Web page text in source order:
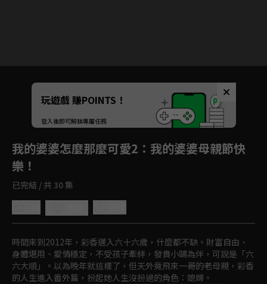
Unmute
玩遊戲 賺POINTS！
登入後即可解鎖專屬任務
我的婆婆怎麼那麼可愛2 ：我的婆婆母親節快
樂！
已完結 / 共 30 集
時間來到2012年，彩香邁入六十六歲，什麼都不缺。財富自由、
身體堪用、愛情穩定，不受孩子牽絆，發貴小鷗為伴，可說是「六
六大順」。以為晚年就這樣了，但天外竟飛來一哥的老母親，彩香
的人生進入番外篇，扮起她人生沒扮過的角色：媳婦。